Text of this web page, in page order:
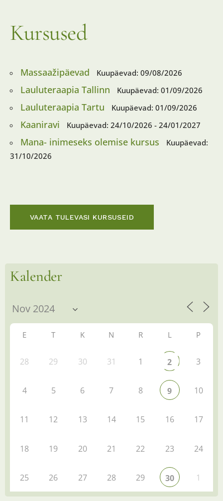
Kursused
Massaažipäevad Kuupäevad: 09/08/2026
Lauluteraapia Tallinn Kuupäevad: 01/09/2026
Lauluteraapia Tartu Kuupäevad: 01/09/2026
Kaaniravi Kuupäevad: 24/10/2026 - 24/01/2027
Mana- inimeseks olemise kursus
Kuupäevad:
31/10/2026
VAATA TULEVASI KURSUSEID
Kalender
E T K N R L P
28 29 30 31 1 2 3
4 5 6 7 8 9 10
11 12 13 14 15 16 17
18 19 20 21 22 23 24
25 26 27 28 29 30 1